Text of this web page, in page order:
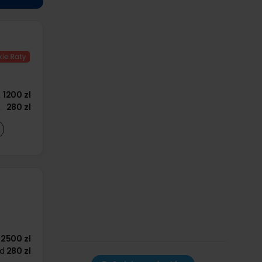
1200 zł
280 zł
2500 zł
280 zł